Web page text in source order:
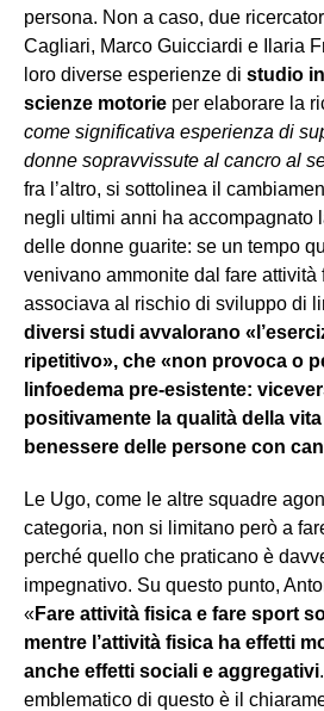
persona. Non a caso, due
Cagliari, Marco Guicciardi e Ilaria
loro diverse esperienze di studio
scienze motorie per elaborare la
come significativa esperienza di
donne sopravvissute al cancro al
fra l’altro, si sottolinea il
negli ultimi anni ha accompagnato
delle donne guarite: se un tempo
venivano ammonite dal fare attività
associava al rischio di sviluppo di
diversi studi avvalorano
ripetitivo», che «non provoca o
linfoedema pre-esistente:
positivamente la qualità della vita
benessere delle persone con
Le Ugo, come le altre squadre
categoria, non si limitano però a
perché quello che praticano è
impegnativo. Su questo punto,
«Fare attività fisica e fare sport
mentre l’attività fisica ha effetti
anche effetti sociali e aggregativi
emblematico di questo è il